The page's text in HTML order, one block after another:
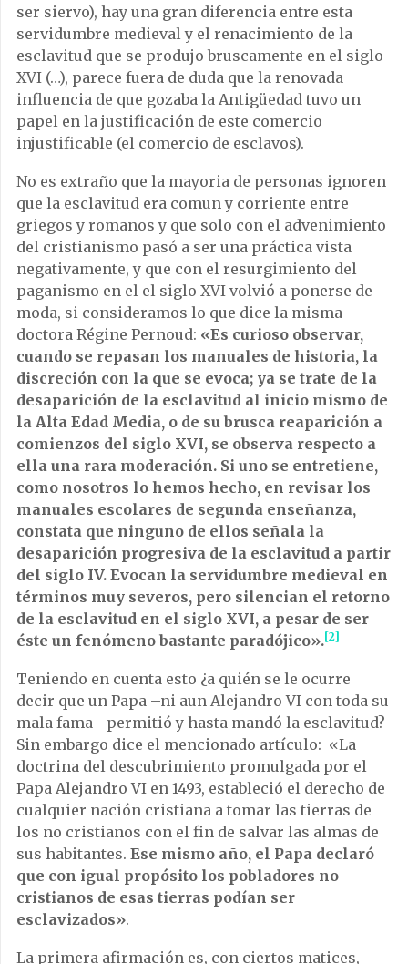
ser siervo), hay una gran diferencia entre esta
servidumbre medieval y el renacimiento de la
esclavitud que se produjo bruscamente en el siglo
XVI (…), parece fuera de duda que la renovada
influencia de que gozaba la Antigüedad tuvo un
papel en la justificación de este comercio
injustificable (el comercio de esclavos).
No es extraño que la mayoria de personas ignoren
que la esclavitud era comun y corriente entre
griegos y romanos y que solo con el advenimiento
del cristianismo pasó a ser una práctica vista
negativamente, y que con el resurgimiento del
paganismo en el el siglo XVI volvió a ponerse de
moda, si consideramos lo que dice la misma
doctora Régine Pernoud: «Es curioso observar,
cuando se repasan los manuales de historia, la
discreción con la que se evoca; ya se trate de la
desaparición de la esclavitud al inicio mismo de
la Alta Edad Media, o de su brusca reaparición a
comienzos del siglo XVI, se observa respecto a
ella una rara moderación. Si uno se entretiene,
como nosotros lo hemos hecho, en revisar los
manuales escolares de segunda enseñanza,
constata que ninguno de ellos señala la
desaparición progresiva de la esclavitud a partir
del siglo IV. Evocan la servidumbre medieval en
términos muy severos, pero silencian el retorno
de la esclavitud en el siglo XVI, a pesar de ser
éste un fenómeno bastante paradójico».[2]
Teniendo en cuenta esto ¿a quién se le ocurre
decir que un Papa –ni aun Alejandro VI con toda su
mala fama– permitió y hasta mandó la esclavitud?
Sin embargo dice el mencionado artículo: «La
doctrina del descubrimiento promulgada por el
Papa Alejandro VI en 1493, estableció el derecho de
cualquier nación cristiana a tomar las tierras de
los no cristianos con el fin de salvar las almas de
sus habitantes. Ese mismo año, el Papa declaró
que con igual propósito los pobladores no
cristianos de esas tierras podían ser
esclavizados».
La primera afirmación es, con ciertos matices,